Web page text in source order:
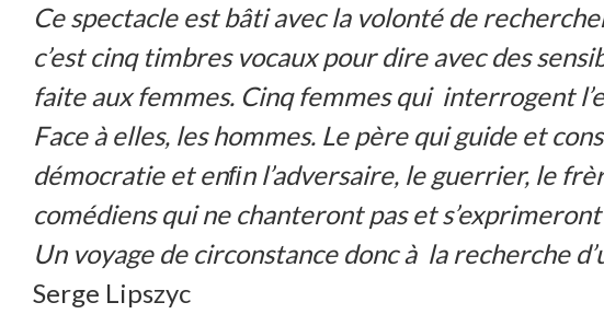
Ce spectacle est bâti avec la volonté de
c’est cinq timbres vocaux pour dire avec des
faite aux femmes. Cinq femmes qui interrogent
Face à elles, les hommes. Le père qui guide et
démocratie et enﬁn l’adversaire, le guerrier, le
comédiens qui ne chanteront pas et
Un voyage de circonstance donc à la recherche
Serge Lipszyc